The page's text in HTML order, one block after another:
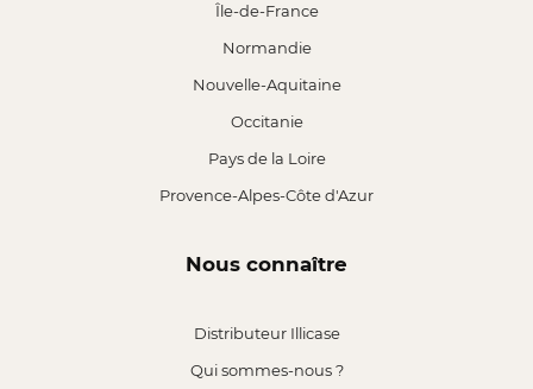
Île-de-France
Normandie
Nouvelle-Aquitaine
Occitanie
Pays de la Loire
Provence-Alpes-Côte d'Azur
Nous connaître
Distributeur Illicase
Qui sommes-nous ?